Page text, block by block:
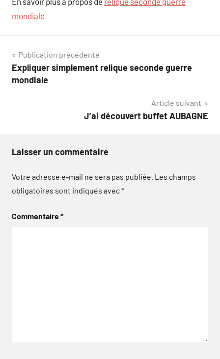
mondiale
Navigation
de
Publication précédente
Expliquer simplement relique seconde guerre
mondiale
Article suivant
J’ai découvert buffet AUBAGNE
Laisser un commentaire
Votre adresse e-mail ne sera pas publiée. Les champs
obligatoires sont indiqués avec*
Commentaire*